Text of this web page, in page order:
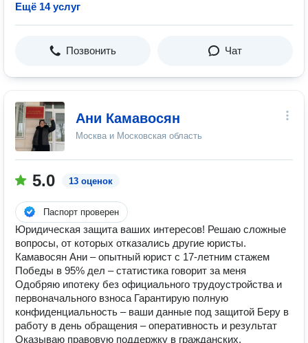
Ещё 14 услуг
Позвонить Чат
Ани Камавосян
Москва и Московская область
5.0 13 оценок
Паспорт проверен
Юридическая защита ваших интересов! Решаю сложные
вопросы, от которых отказались другие юристы.
Камавосян Ани – опытный юрист с 17-летним стажем
Победы в 95% дел – статистика говорит за меня
Одобряю ипотеку без официального трудоустройства и
первоначального взноса Гарантирую полную
конфиденциальность – ваши данные под защитой Беру в
работу в день обращения – оперативность и результат
Оказываю правовую поддержку в гражданских,